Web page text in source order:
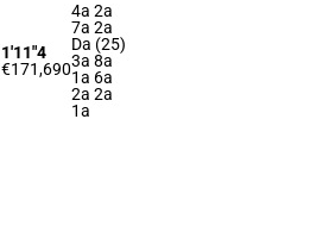
1'11"4
€171,690
4a 2a
7a 2a
Da (25)
3a 8a
1a 6a
2a 2a
1a